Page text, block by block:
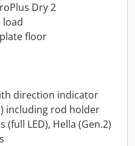
Dry 2
load
floor
direction indicator
including rod holder
LED), Hella (Gen.2)